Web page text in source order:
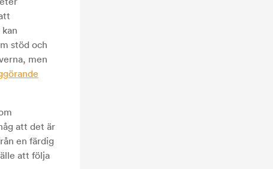
stöd och
men
att det är
en färdig
att följa